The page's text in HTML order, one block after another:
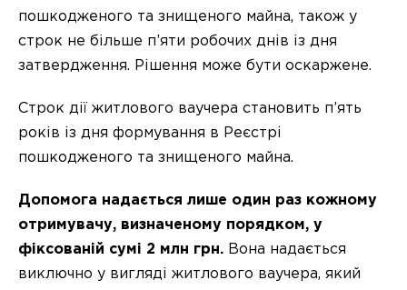
пошкодженого та знищеного майна, також у
строк не більше п’яти робочих днів із дня
затвердження. Рішення може бути оскаржене.
Строк дії житлового ваучера становить п’ять
років із дня формування в Реєстрі
пошкодженого та знищеного майна.
Допомога надається лише один раз кожному
отримувачу, визначеному порядком, у
фіксованій сумі 2 млн грн. Вона надається
виключно у вигляді житлового ваучера, який